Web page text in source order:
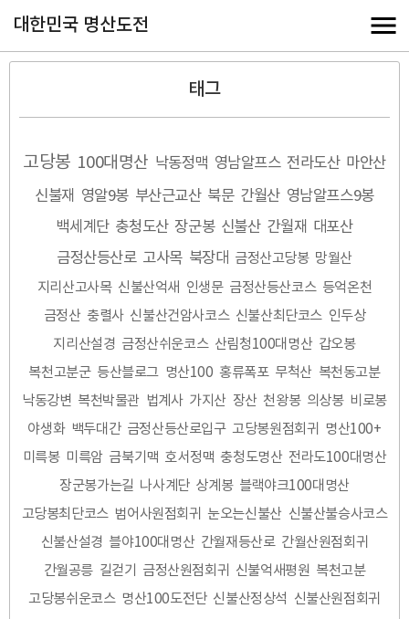
대한민국 명산도전
태그
고당봉 100대명산 낙동정맥 영남알프스 전라도산 마안산
신불재 영알9봉 부산근교산 북문 간월산 영남알프스9봉
백세계단 충청도산 장군봉 신불산 간월재 대포산
금정산등산로 고사목 북장대 금정산고당봉 망월산
지리산고사목 신불산억새 인생문 금정산등산코스 등억온천
금정산 충렬사 신불산건암사코스 신불산최단코스 인두상
지리산설경 금정산쉬운코스 산림청100대명산 갑오봉
복천고분군 등산블로그 명산100 홍류폭포 무척산 복천동고분
낙동강변 복천박물관 법계사 가지산 장산 천왕봉 의상봉 비로봉
야생화 백두대간 금정산등산로입구 고당봉원점회귀
명산100+
미륵봉 미륵암 금북기맥 호서정맥 충청도명산 전라도100대명산
장군봉가는길 나사계단 상계봉 블랙야크100대명산
고당봉최단코스 범어사원점회귀 눈오는신불산 신불산불승사코스
신불산설경 블야100대명산 간월재등산로 간월산원점회귀
간월공릉 길걷기 금정산원점회귀 신불억새평원 복천고분
고당봉쉬운코스 명산100도전단 신불산정상석 신불산원점회귀